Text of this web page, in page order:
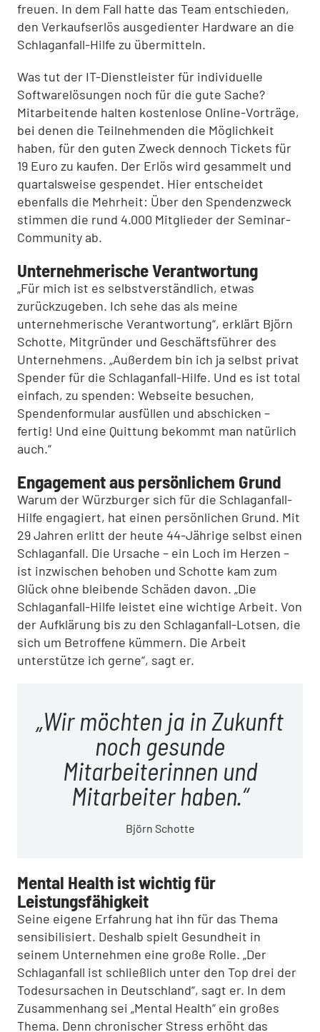
freuen. In dem Fall hatte das Team entschieden,
den Verkaufserlös ausgedienter Hardware an die
Schlaganfall-Hilfe zu übermitteln.
Was tut der IT-Dienstleister für individuelle
Softwarelösungen noch für die gute Sache?
Mitarbeitende halten kostenlose Online-Vorträge,
bei denen die Teilnehmenden die Möglichkeit
haben, für den guten Zweck dennoch Tickets für
19 Euro zu kaufen. Der Erlös wird gesammelt und
quartalsweise gespendet. Hier entscheidet
ebenfalls die Mehrheit: Über den Spendenzweck
stimmen die rund 4.000 Mitglieder der Seminar-
Community ab.
Unternehmerische Verantwortung
„Für mich ist es selbstverständlich, etwas
zurückzugeben. Ich sehe das als meine
unternehmerische Verantwortung“, erklärt Björn
Schotte, Mitgründer und Geschäftsführer des
Unternehmens. „Außerdem bin ich ja selbst privat
Spender für die Schlaganfall-Hilfe. Und es ist total
einfach, zu spenden: Webseite besuchen,
Spendenformular ausfüllen und abschicken –
fertig! Und eine Quittung bekommt man natürlich
auch.“
Engagement aus persönlichem Grund
Warum der Würzburger sich für die Schlaganfall-
Hilfe engagiert, hat einen persönlichen Grund. Mit
29 Jahren erlitt der heute 44-Jährige selbst einen
Schlaganfall. Die Ursache – ein Loch im Herzen –
ist inzwischen behoben und Schotte kam zum
Glück ohne bleibende Schäden davon. „Die
Schlaganfall-Hilfe leistet eine wichtige Arbeit. Von
der Aufklärung bis zu den Schlaganfall-Lotsen, die
sich um Betroffene kümmern. Die Arbeit
unterstütze ich gerne“, sagt er.
Wir möchten ja in Zukunft
noch gesunde
Mitarbeiterinnen und
Mitarbeiter haben.
Björn Schotte
Mental Health ist wichtig für
Leistungsfähigkeit
Seine eigene Erfahrung hat ihn für das Thema
sensibilisiert. Deshalb spielt Gesundheit in
seinem Unternehmen eine große Rolle. „Der
Schlaganfall ist schließlich unter den Top drei der
Todesursachen in Deutschland“, sagt er. In dem
Zusammenhang sei „Mental Health“ ein großes
Thema. Denn chronischer Stress erhöht das